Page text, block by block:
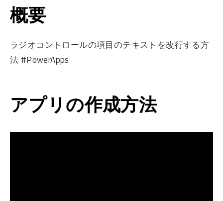
概要
ラジオコントロールの項目のテキストを改行する方
法 #PowerApps
アプリの作成方法